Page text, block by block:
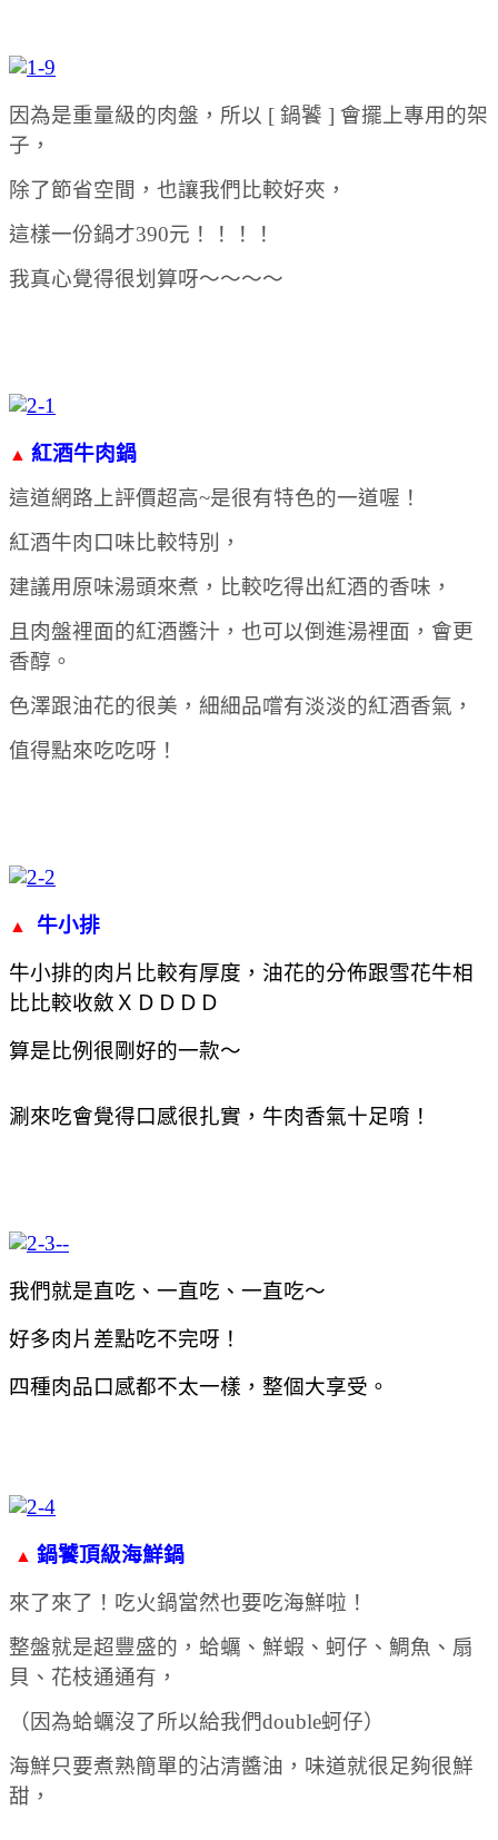
因為是重量級的肉盤，所以 [ 鍋饕 ] 會擺上專用的架
子，
除了節省空間，也讓我們比較好夾，
這樣一份鍋才390元！！！！
我真心覺得很划算呀～～～～
▲ 紅酒牛肉鍋
這道網路上評價超高~是很有特色的一道喔！
紅酒牛肉口味比較特別，
建議用原味湯頭來煮，比較吃得出紅酒的香味，
且肉盤裡面的紅酒醬汁，也可以倒進湯裡面，會更
香醇。
色澤跟油花的很美，細細品嚐有淡淡的紅酒香氣，
值得點來吃吃呀！
▲ 牛小排
牛小排的肉片比較有厚度，油花的分佈跟雪花牛相
比比較收斂ＸＤＤＤＤ
算是比例很剛好的一款～
涮來吃會覺得口感很扎實，牛肉香氣十足唷！
我們就是直吃、一直吃、一直吃～
好多肉片差點吃不完呀！
四種肉品口感都不太一樣，整個大享受。
▲ 鍋饕頂級海鮮鍋
來了來了！吃火鍋當然也要吃海鮮啦！
整盤就是超豐盛的，蛤蠣、鮮蝦、蚵仔、鯛魚、扇
貝、花枝通通有，
（因為蛤蠣沒了所以給我們double蚵仔）
海鮮只要煮熟簡單的沾清醬油，味道就很足夠很鮮
甜，